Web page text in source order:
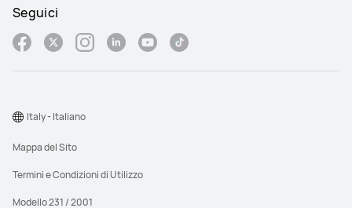
Seguici
Mappa del Sito
Termini e Condizioni di Utilizzo
Modello 231 / 2001
Italy - Italiano